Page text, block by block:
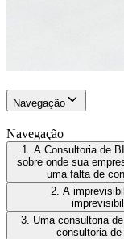
Navegação
Navegação
1. A Consultoria de
sobre onde sua
uma falta de
2. A
3. Uma consultoria
consultoria